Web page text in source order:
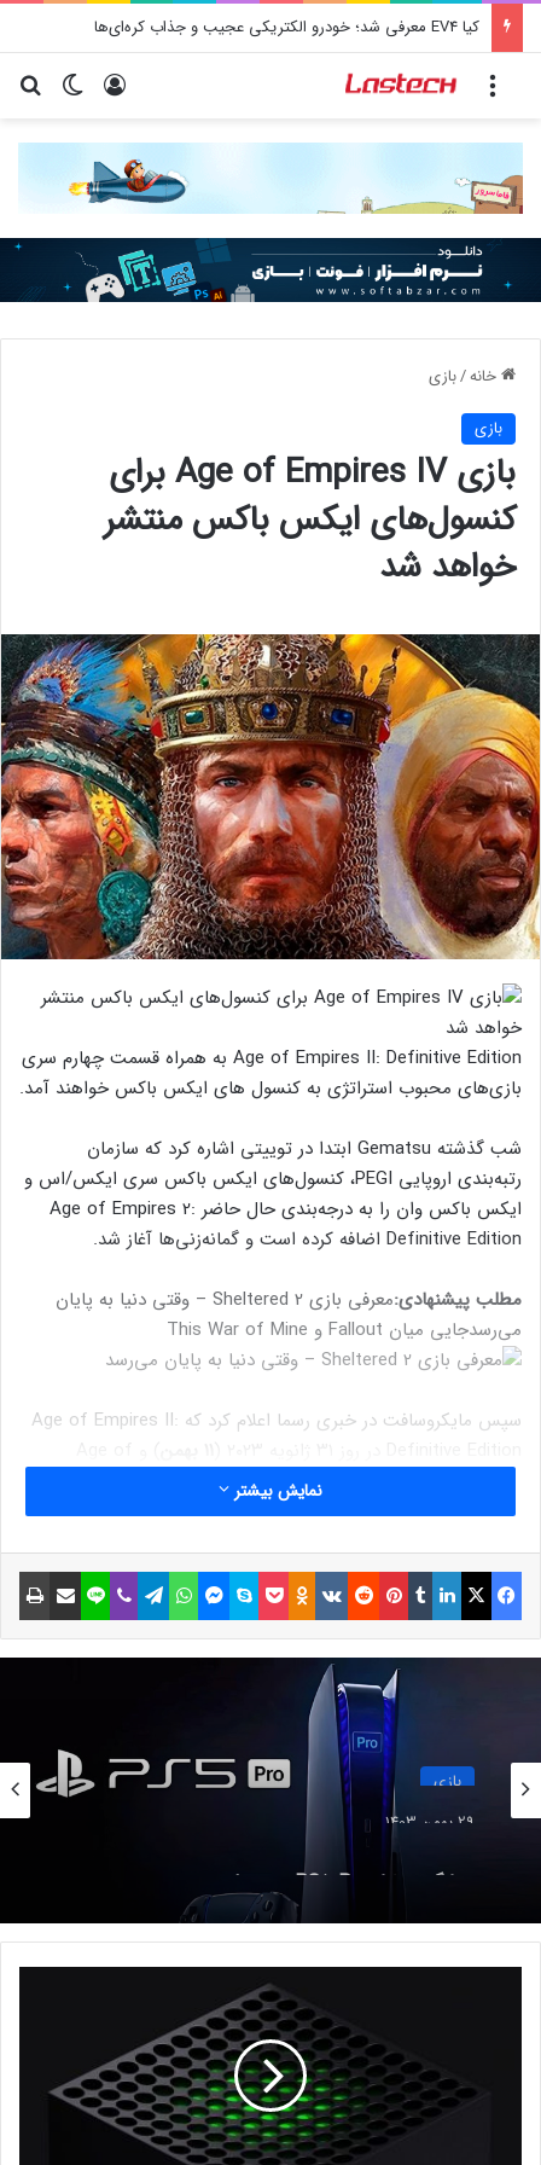
کیا EV4 معرفی شد؛ خودرو الکتریکی عجیب و جذاب کره‌ای‌ها
تغییر ورود
خانه/بازی
بازی
بازی Age of Empires IV برای
کنسول‌های ایکس باکس منتشر
خواهد شد
Age of Empires II: Definitive Edition به همراه قسمت چهارم سری
بازی‌های محبوب استراتژی به کنسول‌ های ایکس‌ باکس خواهند آمد.
شب گذشته Gematsu ابتدا در توییتی اشاره کرد که سازمان
رتبه‌بندی اروپایی PEGI، کنسول‌های ایکس باکس سری ایکس/اس و
ایکس باکس وان را به درجه‌بندی حال حاضر Age of Empires 2:
Definitive Edition اضافه کرده است و گمانه‌زنی‌ها آغاز شد.
مطلب پیشنهادی:
معرفی بازی Sheltered 2 – وقتی دنیا به پایان
می‌رسدجایی میان Fallout و This War of Mine
سپس مایکروسافت در خبری رسما اعلام کرد که Age of Empires II:
عرضه خواهند شد.
نوشته های مشابه
فروش بازی Control از مرز ۳
میلیون نسخه عبور کرده است
2 فروردین 1402
نسخه موبایل بازی Papers, Please
ماه آینده منتشر می‌شود
5 مرداد 1401
برای بازیکنانی که به صفحه کلید و ماوس
وفادار هستند، ما اطمینان پیدا کردیم که در
نمایش بیشتر
فیسبوک ایکس لینکداین تامبلر پینتریست Reddit
VKontakte
Odnoklassniki پاکت اسکایپ مسنجر واتس آپ تلگرام وایبر لاین اشتراک گذاری با ایمیل
بازی
29 بهمن 1403
ناراضی‌اند؟